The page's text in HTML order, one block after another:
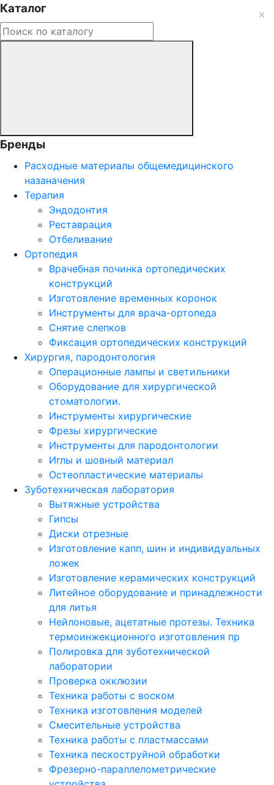
Каталог
Бренды
Расходные материалы общемедицинского
назаначения
Терапия
Эндодонтия
Реставрация
Отбеливание
Ортопедия
Врачебная починка ортопедических
конструкций
Изготовление временных коронок
Инструменты для врача-ортопеда
Снятие слепков
Фиксация ортопедических конструкций
Хирургия, пародонтология
Операционные лампы и светильники
Оборудование для хирургической
стоматологии.
Инструменты хирургические
Фрезы хирургические
Инструменты для пародонтологии
Иглы и шовный материал
Остеопластические материалы
Зуботехническая лаборатория
Вытяжные устройства
Гипсы
Диски отрезные
Изготовление капп, шин и индивидуальных
ложек
Изготовление керамических конструкций
Литейное оборудование и принадлежности
для литья
Нейлоновые, ацетатные протезы. Техника
термоинжекционного изготовления пр
Полировка для зуботехнической
лаборатории
Проверка окклюзии
Техника работы с воском
Техника изготовления моделей
Смесительные устройства
Техника работы с пластмассами
Техника пескоструйной обработки
Фрезерно-параллелометрические